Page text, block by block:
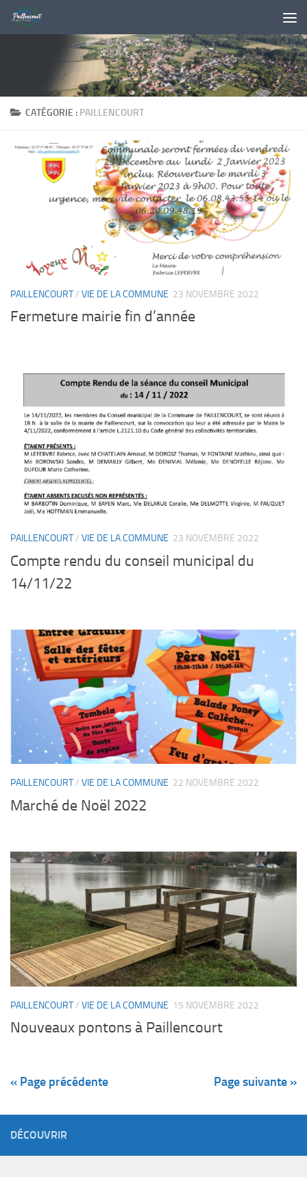
Skip to content
CATÉGORIE : PAILLENCOURT
PAILLENCOURT/ VIE DE LA COMMUNE 23 NOVEMBRE 2022
Fermeture mairie fin d’année
PAILLENCOURT/ VIE DE LA COMMUNE 23 NOVEMBRE 2022
Compte rendu du conseil municipal du
14/11/22
PAILLENCOURT/ VIE DE LA COMMUNE 22 NOVEMBRE 2022
Marché de Noël 2022
PAILLENCOURT/ VIE DE LA COMMUNE 15 NOVEMBRE 2022
Nouveaux pontons à Paillencourt
« Page précédente Page suivante »
DÉCOUVRIR